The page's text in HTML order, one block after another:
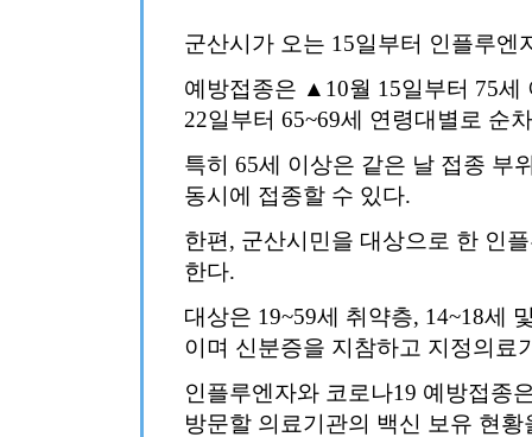
군산시가 오는 15일부터 인플루엔
예방접종은 ▲10월 15일부터 75
22일부터 65~69세 연령대별로 순
특히 65세 이상은 같은 날 접종 부
동시에 접종할 수 있다.
한편, 군산시민을 대상으로 한 인
한다.
대상은 19~59세 취약층, 14~18세
이며 신분증을 지참하고 지정의료
인플루엔자와 코로나19 예방접종
방문할 의료기관의 백신 보유 현